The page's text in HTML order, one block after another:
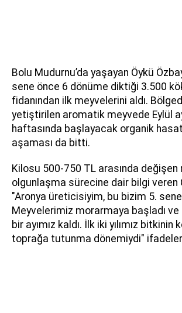
Bolu Mudurnu’da yaşayan Öykü
sene önce 6 dönüme diktiği 3.500
fidanından ilk meyvelerini aldı.
yetiştirilen aromatik meyvede Eylül
haftasında başlayacak organik hasat
aşaması da bitti.
Kilosu 500-750 TL arasında değişen
olgunlaşma sürecine dair bilgi veren
"Aronya üreticisiyim, bu bizim 5.
Meyvelerimiz morarmaya başladı ve
bir ayımız kaldı. İlk iki yılımız
toprağa tutunma dönemiydi"